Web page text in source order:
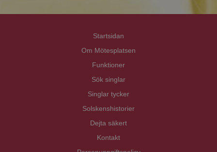
Startsidan
Om Mötesplatsen
Funktioner
Sök singlar
Singlar tycker
Solskenshistorier
Dejta säkert
Kontakt